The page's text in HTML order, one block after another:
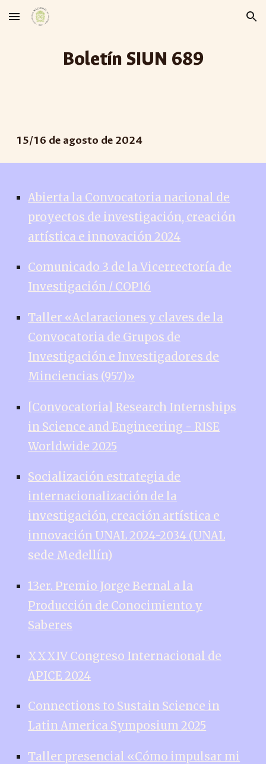
Skip to main content Skip to navigation
Boletín SIUN 689
15/16 de agosto de 2024
Abierta la Convocatoria nacional de
proyectos de investigación, creación
artística e innovación 2024
Comunicado 3 de la Vicerrectoría de
Investigación / COP16
Taller «Aclaraciones y claves de la
Convocatoria de Grupos de
Investigación e Investigadores de
Minciencias (957)»
[Convocatoria] Research Internships
in Science and Engineering - RISE
Worldwide 2025
Socialización estrategia de
internacionalización de la
investigación, creación artística e
innovación UNAL 2024-2034 (UNAL
sede Medellín)
13er. Premio Jorge Bernal a la
Producción de Conocimiento y
Saberes
XXXIV Congreso Internacional de
APICE 2024
Connections to Sustain Science in
Latin America Symposium 2025
Taller presencial «Cómo impulsar mi